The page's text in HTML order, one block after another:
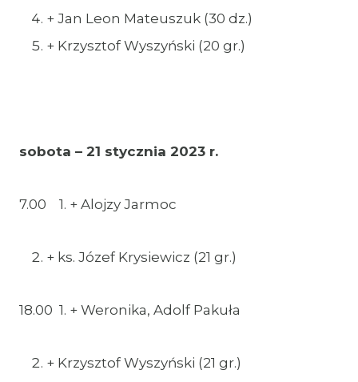
+ Jan Leon Mateuszuk (30 dz.)
+ Krzysztof Wyszyński (20 gr.)
sobota – 21 stycznia 2023 r.
7.00 1. + Alojzy Jarmoc
+ ks. Józef Krysiewicz (21 gr.)
18.00 1. + Weronika, Adolf Pakuła
+ Krzysztof Wyszyński (21 gr.)